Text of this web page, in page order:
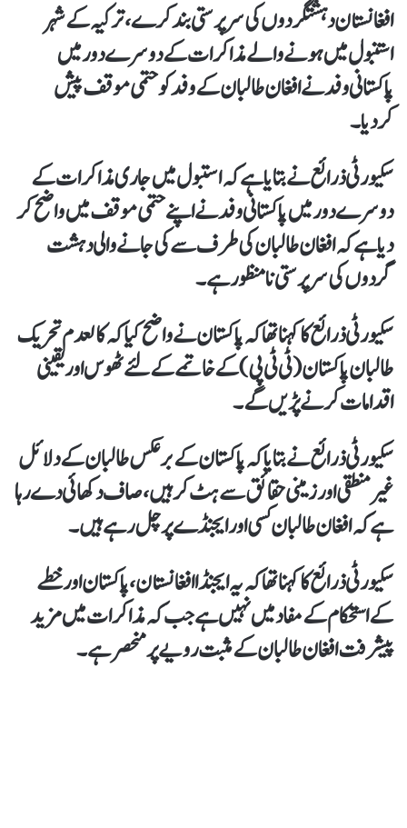
افغانستان دہشتگردوں کی سرپرستی بند کرے،ترکیہ کے شہر
استنبول میں ہونے والے مذاکرات کے دوسرے دور میں
پاکستانی وفد نے افغان طالبان کے وفد کو حتمی موقف پیش
کردیا۔
سکیورٹی ذرائع نے بتایا ہے کہ استبول میں جاری مذاکرات کے
دوسرے دور میں پاکستانی وفد نے اپنے حتمی موقف میں واضح کر
دیا ہے کہ افغان طالبان کی طرف سے کی جانے والی دہشت
گردوں کی سرپرستی نامنظور ہے۔
سکیورٹی ذرائع کا کہنا تھا کہ پاکستان نے واضح کیا کہ کالعدم تحریک
طالبان پاکستان (ٹی ٹی پی) کے خاتمے کے لئے ٹھوس اور یقینی
اقدامات کرنے پڑیں گے۔
سکیورٹی ذرائع نے بتایا کہ پاکستان کے برعکس طالبان کے دلائل
غیر منطقی اور زمینی حقائق سے ہٹ کر ہیں، صاف دکھائی دے رہا
ہے کہ افغان طالبان کسی اور ایجنڈے پر چل رہے ہیں۔
سکیورٹی ذرائع کا کہنا تھا کہ یہ ایجنڈا افغانستان، پاکستان اور خطے
کے استحکام کے مفاد میں نہیں ہے جب کہ مذاکرات میں مزید
پیشرفت افغان طالبان کے مثبت رویے پر منحصر ہے۔